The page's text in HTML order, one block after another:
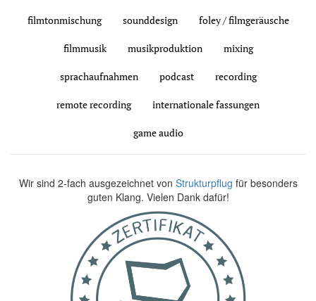
filmtonmischung sounddesign foley / filmgeräusche
filmmusik musikproduktion mixing
sprachaufnahmen podcast recording
remote recording internationale fassungen
game audio
Wir sind 2-fach ausgezeichnet von Strukturpflug für besonders
guten Klang. Vielen Dank dafür!